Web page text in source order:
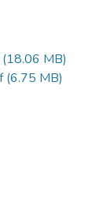
(18.06 MB)
(6.75 MB)